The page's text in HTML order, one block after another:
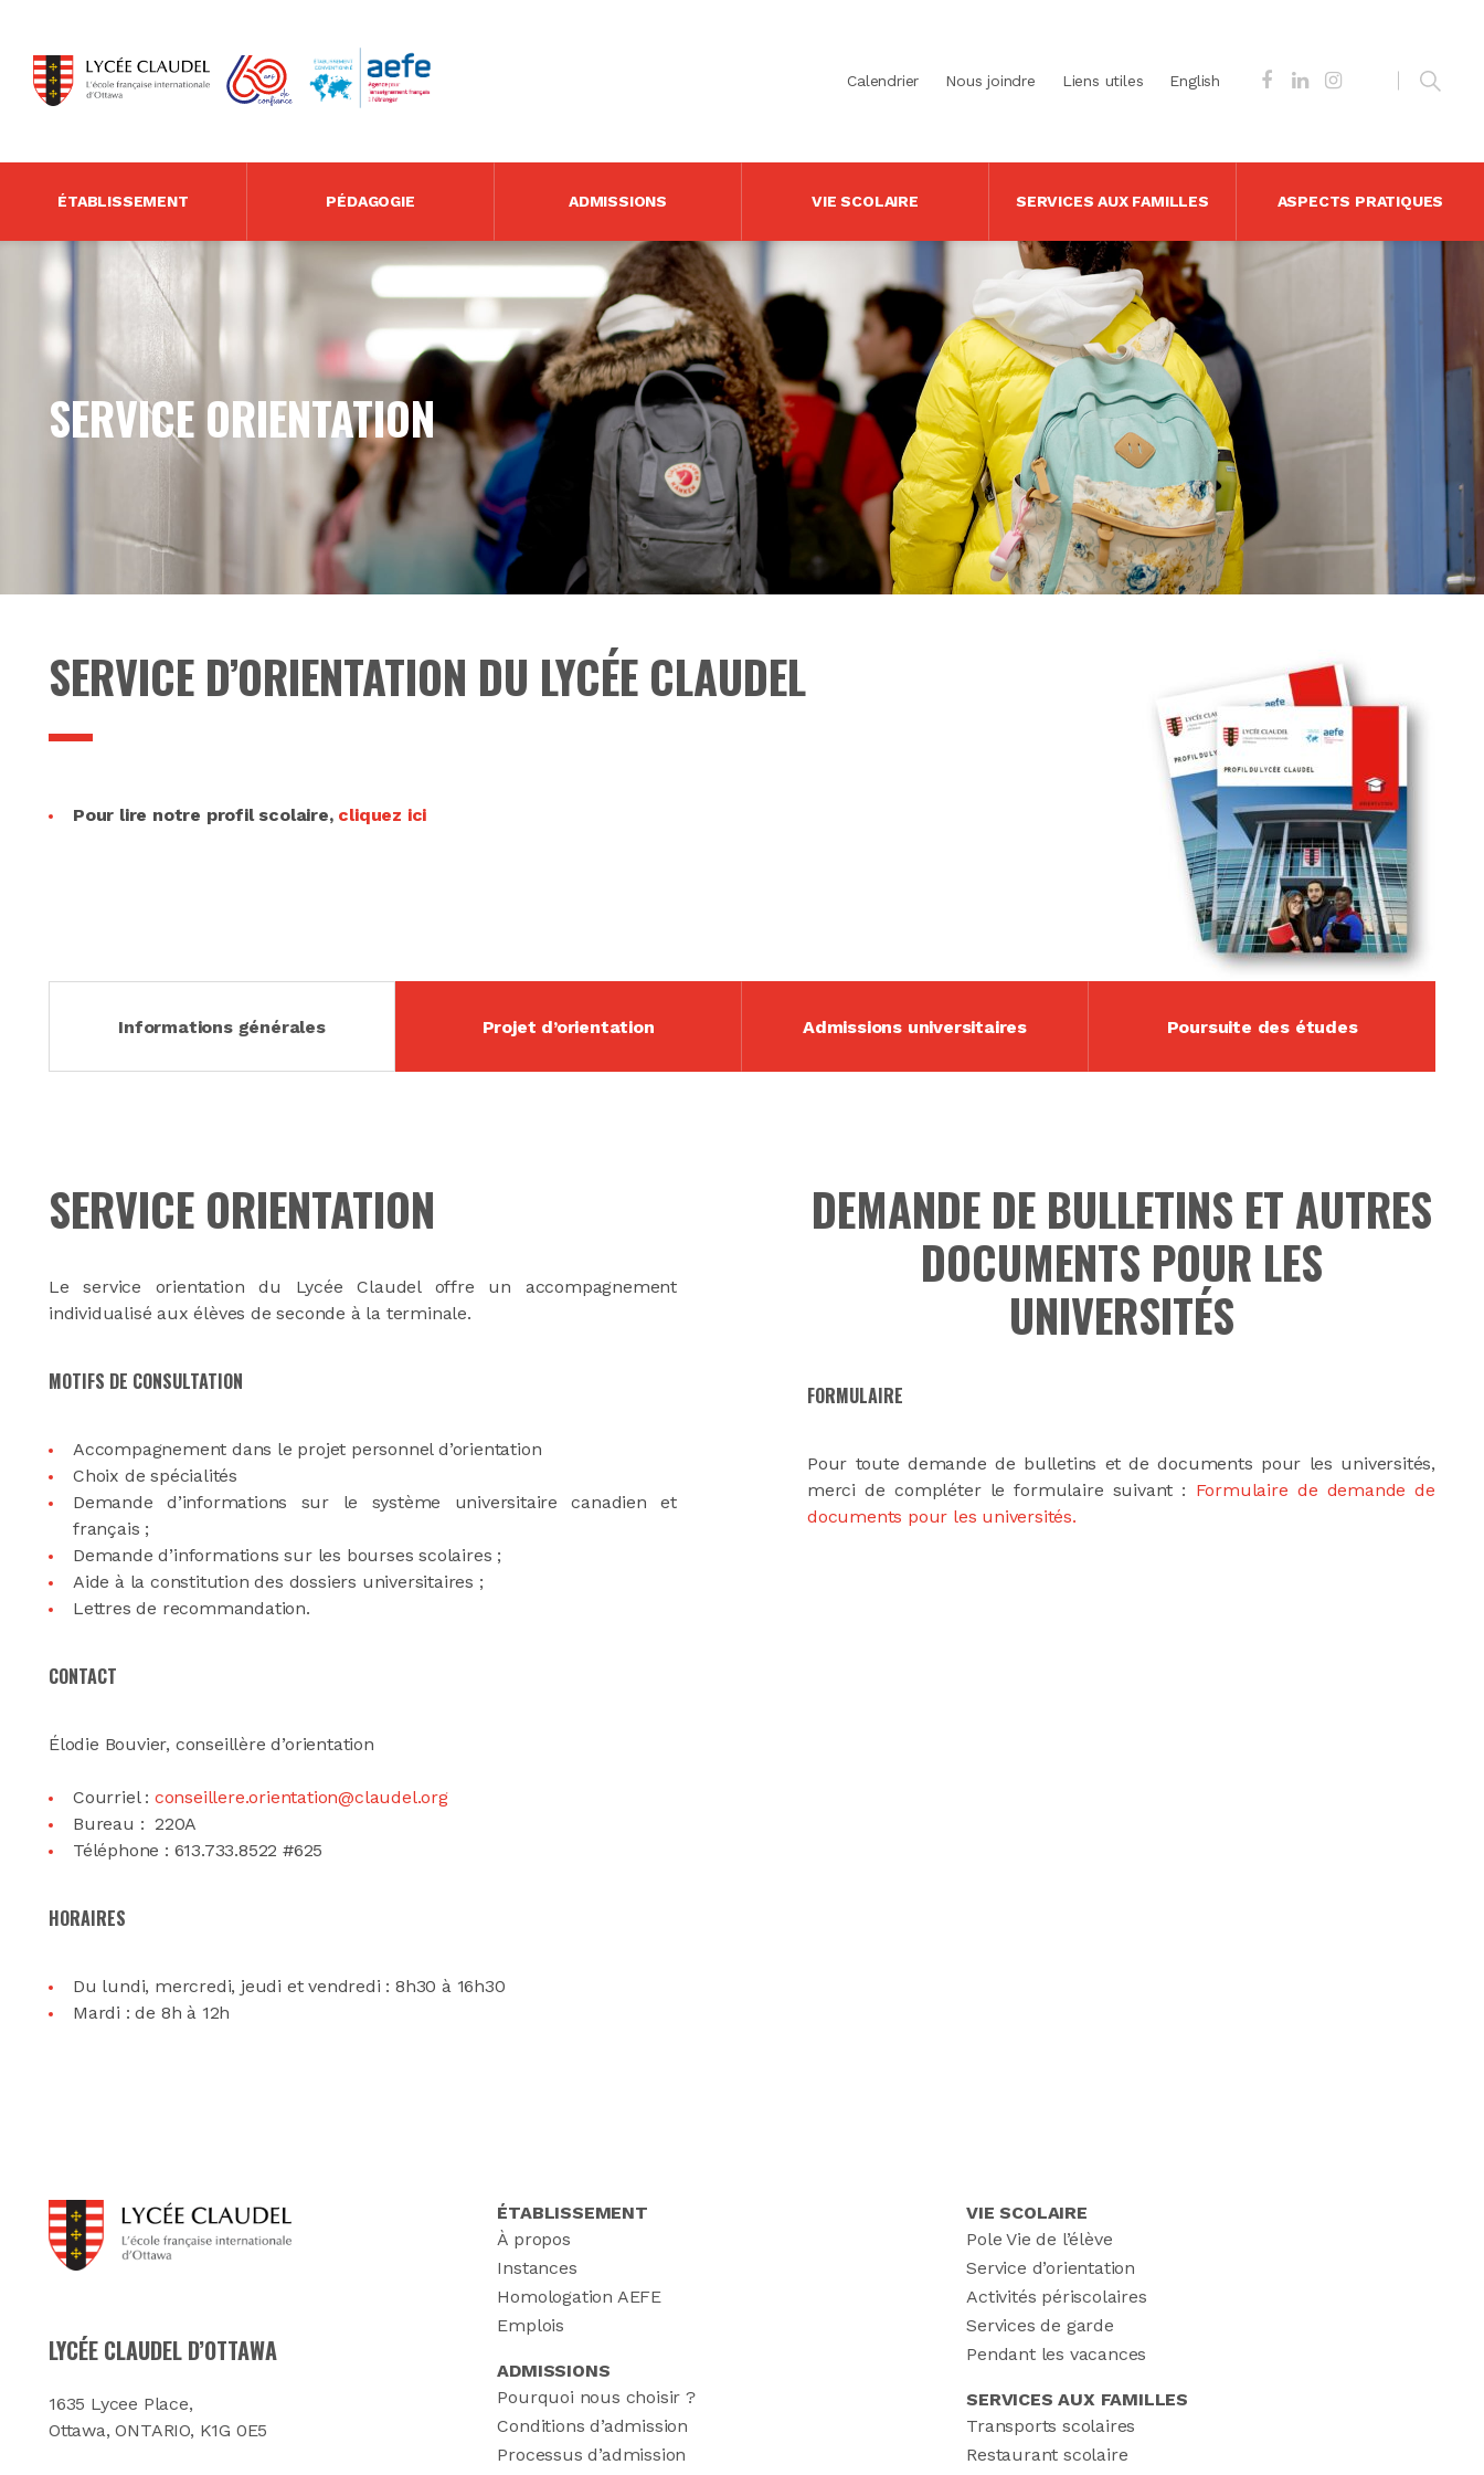
ÉTABLISSEMENT PÉDAGOGIE ADMISSIONS VIE SCOLAIRE SERVICES AUX FAMILLES ASPECTS PRATIQUES
Calendrier Nous joindre Liens utiles English
SERVICE ORIENTATION
SERVICE D’ORIENTATION DU LYCÉE CLAUDEL
Pour lire notre profil scolaire, cliquez ici
Informations générales Projet d’orientation Admissions universitaires Poursuite des études
SERVICE ORIENTATION
Le service orientation du Lycée Claudel offre un accompagnement
individualisé aux élèves de seconde à la terminale.
MOTIFS DE CONSULTATION
Accompagnement dans le projet personnel d’orientation
Choix de spécialités
Demande d’informations sur le système universitaire canadien et
français ;
Demande d’informations sur les bourses scolaires ;
Aide à la constitution des dossiers universitaires ;
Lettres de recommandation.
CONTACT
Élodie Bouvier, conseillère d’orientation
Courriel : conseillere.orientation@claudel.org
Bureau : 220A
Téléphone : 613.733.8522 #625
HORAIRES
Du lundi, mercredi, jeudi et vendredi : 8h30 à 16h30
Mardi : de 8h à 12h
DEMANDE DE BULLETINS ET AUTRES
DOCUMENTS POUR LES
UNIVERSITÉS
FORMULAIRE
Pour toute demande de bulletins et de documents pour les universités,
merci de compléter le formulaire suivant : Formulaire de demande de
documents pour les universités.
LYCÉE CLAUDEL D’OTTAWA
1635 Lycee Place,
Ottawa, ONTARIO, K1G 0E5
ÉTABLISSEMENT
À propos
Instances
Homologation AEFE
Emplois
ADMISSIONS
Pourquoi nous choisir ?
Conditions d’admission
Processus d’admission
VIE SCOLAIRE
Pole Vie de l’élève
Service d’orientation
Activités périscolaires
Services de garde
Pendant les vacances
SERVICES AUX FAMILLES
Transports scolaires
Restaurant scolaire